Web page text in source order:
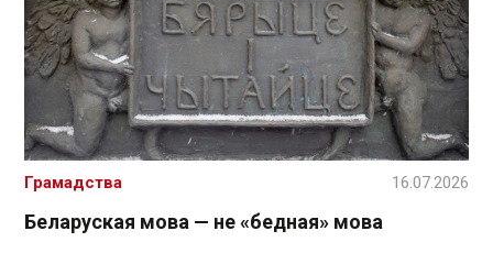
Беларуская мова — не «бедная» мова
Грамадства 16.07.2026